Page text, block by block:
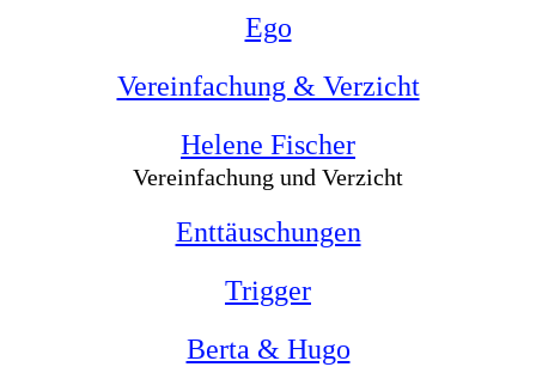
Ego
Vereinfachung & Verzicht
Helene Fischer
Vereinfachung und Verzicht
Enttäuschungen
Trigger
Berta & Hugo